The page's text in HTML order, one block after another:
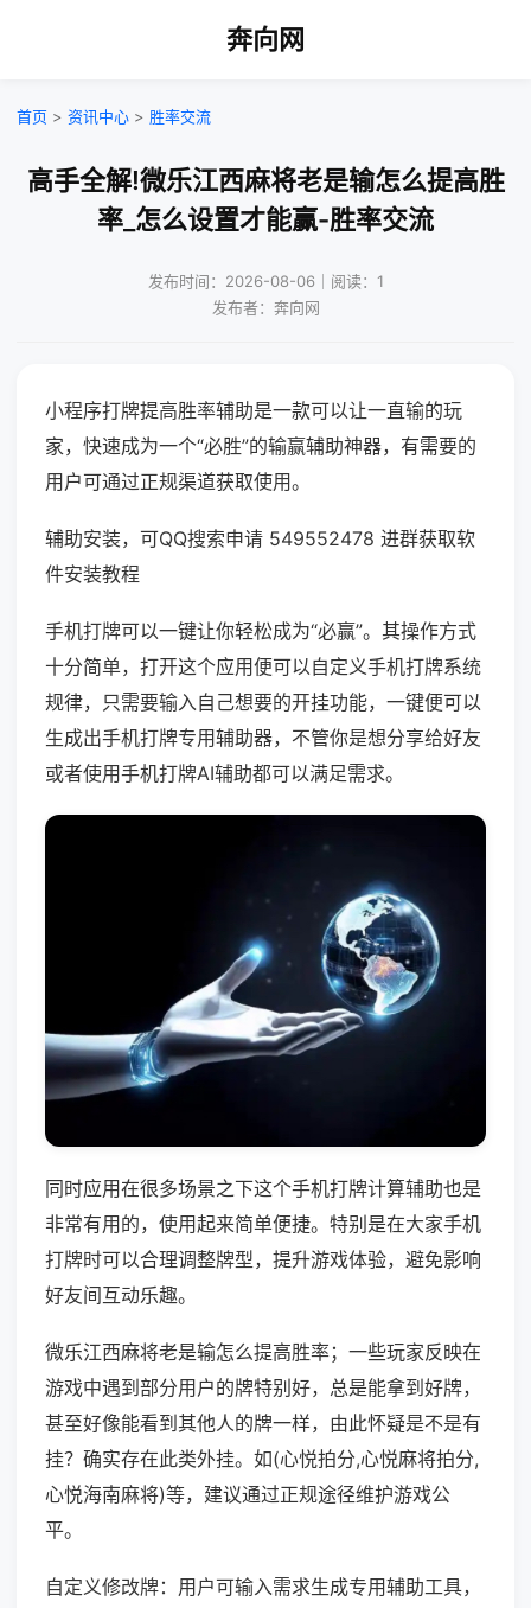
奔向网
首页 > 资讯中心 > 胜率交流
高手全解!微乐江西麻将老是输怎么提高胜
率_怎么设置才能赢-胜率交流
发布时间：2026-08-06｜阅读：1
发布者：奔向网
小程序打牌提高胜率辅助是一款可以让一直输的玩
家，快速成为一个“必胜”的输赢辅助神器，有需要的
用户可通过正规渠道获取使用。
辅助安装，可QQ搜索申请 549552478 进群获取软
件安装教程
手机打牌可以一键让你轻松成为“必赢”。其操作方式
十分简单，打开这个应用便可以自定义手机打牌系统
规律，只需要输入自己想要的开挂功能，一键便可以
生成出手机打牌专用辅助器，不管你是想分享给好友
或者使用手机打牌AI辅助都可以满足需求。
同时应用在很多场景之下这个手机打牌计算辅助也是
非常有用的，使用起来简单便捷。特别是在大家手机
打牌时可以合理调整牌型，提升游戏体验，避免影响
好友间互动乐趣。
微乐江西麻将老是输怎么提高胜率；一些玩家反映在
游戏中遇到部分用户的牌特别好，总是能拿到好牌，
甚至好像能看到其他人的牌一样，由此怀疑是不是有
挂？确实存在此类外挂。如(心悦拍分,心悦麻将拍分,
心悦海南麻将)等，建议通过正规途径维护游戏公
平。
自定义修改牌：用户可输入需求生成专用辅助工具，